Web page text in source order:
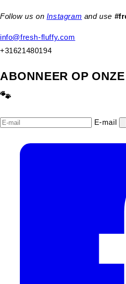
Follow us on Instagram and use
info@fresh-fluffy.com
+31621480194
ABONNEER OP
🐾
E‑mail